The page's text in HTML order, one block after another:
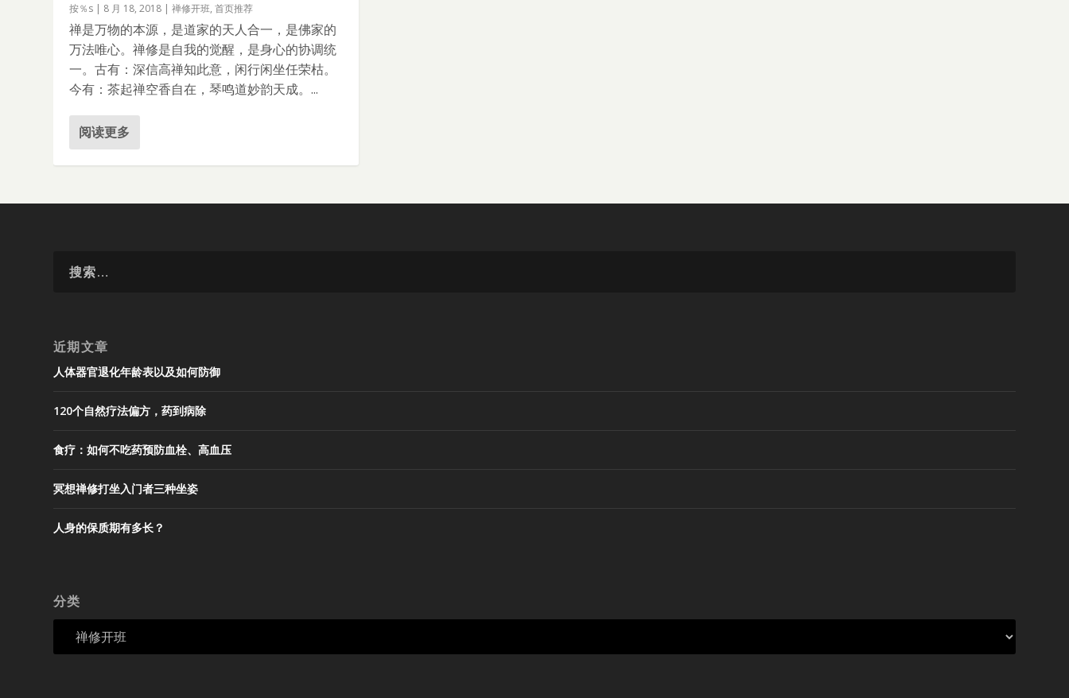
按％s | 8 月 18, 2018 |禅修开班,首页推荐
禅是万物的本源，是道家的天人合一，是佛家的
万法唯心。禅修是自我的觉醒，是身心的协调统
一。古有：深信高禅知此意，闲行闲坐任荣枯。
今有：茶起禅空香自在，琴鸣道妙韵天成。...
阅读更多
近期文章
人体器官退化年龄表以及如何防御
120个自然疗法偏方，药到病除
食疗：如何不吃药预防血栓、高血压
冥想禅修打坐入门者三种坐姿
人身的保质期有多长？
分类